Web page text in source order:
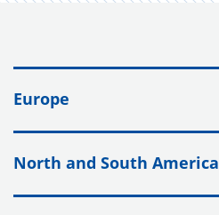
Europe
North and South America